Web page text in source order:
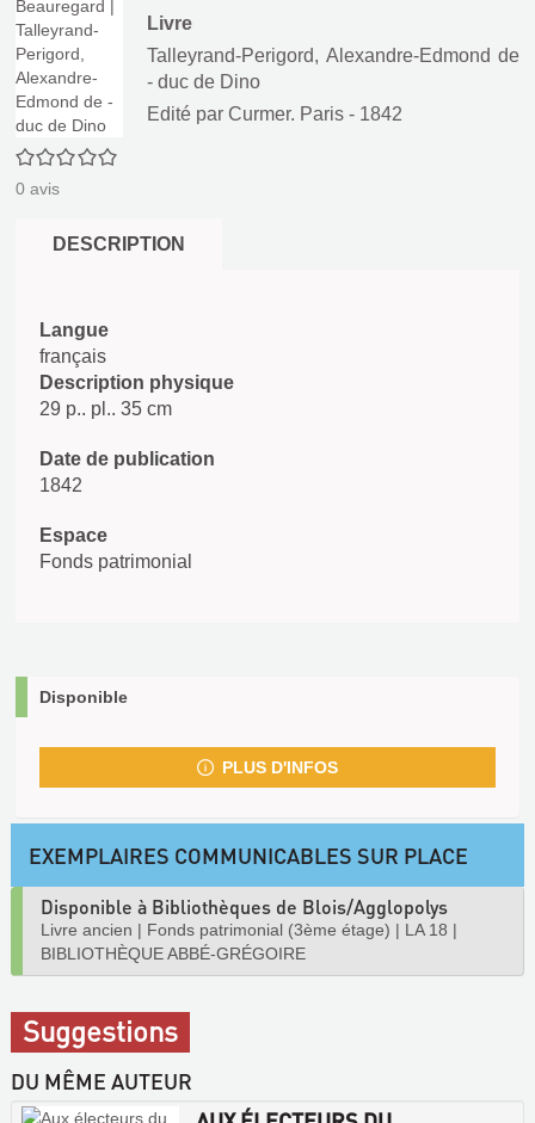
0/5
0 avis
Livre
Talleyrand-Perigord, Alexandre-Edmond de
- duc de Dino
Edité par Curmer. Paris - 1842
DESCRIPTION
Langue
français
Description physique
29 p.. pl.. 35 cm
Date de publication
1842
Espace
Fonds patrimonial
Disponible
PLUS D'INFOS
EXEMPLAIRES COMMUNICABLES SUR PLACE
Disponible à Bibliothèques de Blois/Agglopolys
Livre ancien | Fonds patrimonial (3ème étage) | LA 18 |
BIBLIOTHÈQUE ABBÉ-GRÉGOIRE
Suggestions
DU MÊME AUTEUR